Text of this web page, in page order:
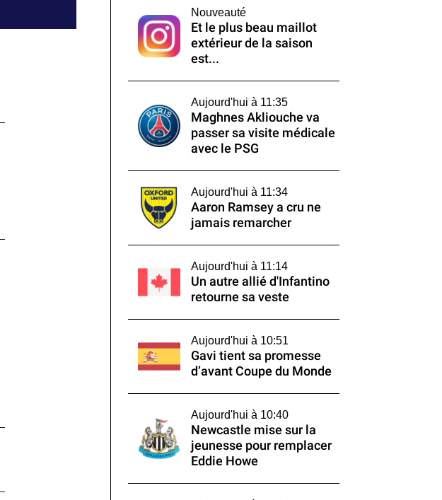
Nouveauté
Et le plus beau maillot
extérieur de la saison
est...
Aujourd'hui à 11:35
Maghnes Akliouche va
passer sa visite médicale
avec le PSG
Aujourd'hui à 11:34
Aaron Ramsey a cru ne
jamais remarcher
Aujourd'hui à 11:14
Un autre allié d'Infantino
retourne sa veste
Aujourd'hui à 10:51
Gavi tient sa promesse
d’avant Coupe du Monde
Aujourd'hui à 10:40
Newcastle mise sur la
jeunesse pour remplacer
Eddie Howe